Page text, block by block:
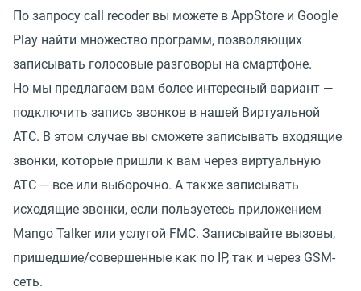
По запросу call recoder вы можете в AppStore и Google
Play найти множество программ, позволяющих
записывать голосовые разговоры на смартфоне.
Но мы предлагаем вам более интересный вариант —
подключить запись звонков в нашей Виртуальной
АТС. В этом случае вы сможете записывать входящие
звонки, которые пришли к вам через виртуальную
АТС — все или выборочно. А также записывать
исходящие звонки, если пользуетесь приложением
Mango Talker или услугой FMC. Записывайте вызовы,
пришедшие/совершенные как по IP, так и через GSM-
сеть.